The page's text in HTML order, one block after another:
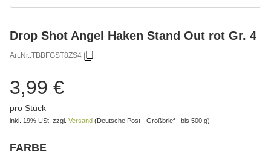
Drop Shot Angel Haken Stand Out rot Gr. 4
Art.Nr.:TBBFGST8ZS4
3,99 €
pro Stück
inkl. 19% USt. zzgl. Versand (Deutsche Post - Großbrief - bis 500 g)
FARBE